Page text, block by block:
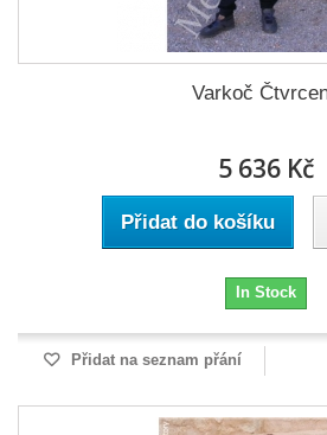
Varkoč
5 636 Kč
Přidat do košíku
In Stock
Přidat na seznam přání